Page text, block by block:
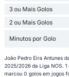
3 ou Mais Golos
2 ou Mais Golos
Minutos por Golo
João Pedro Eira Antunes
2025/2026 da Liga NOS.
marcou 0 golos em jogos